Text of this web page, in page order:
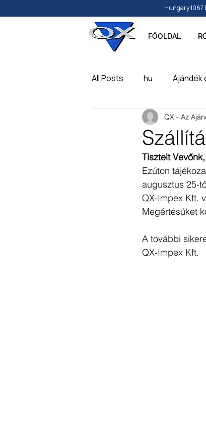
Hungary 1087
FŐOLDAL
All Posts hu Ajándék
Papír és írószer
Feliratozható,
QX - Az
Tisztelt Vevőnk,
Ezúton
augusztus 25-
QX-Impex Kft.
Megértésüket
A további
QX-Impex Kft.